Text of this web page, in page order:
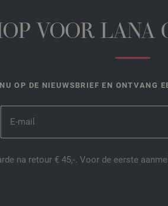
VOOR LANA
OP DE NIEUWSBRIEF EN ONTVANG
na retour € 45,-. Voor de eerste